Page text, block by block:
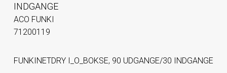
INDGANGE
ACO FUNKI
71200119
FUNKINETDRY I_O_BOKSE, 90 UDGANGE/30 INDGANGE